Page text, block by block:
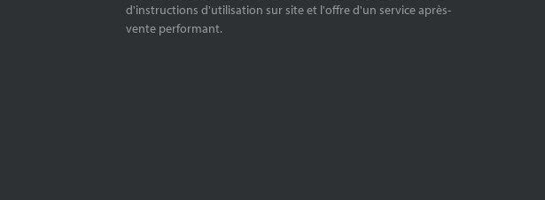
d'instructions d'utilisation sur site et l'offre d'un service après-
vente performant.